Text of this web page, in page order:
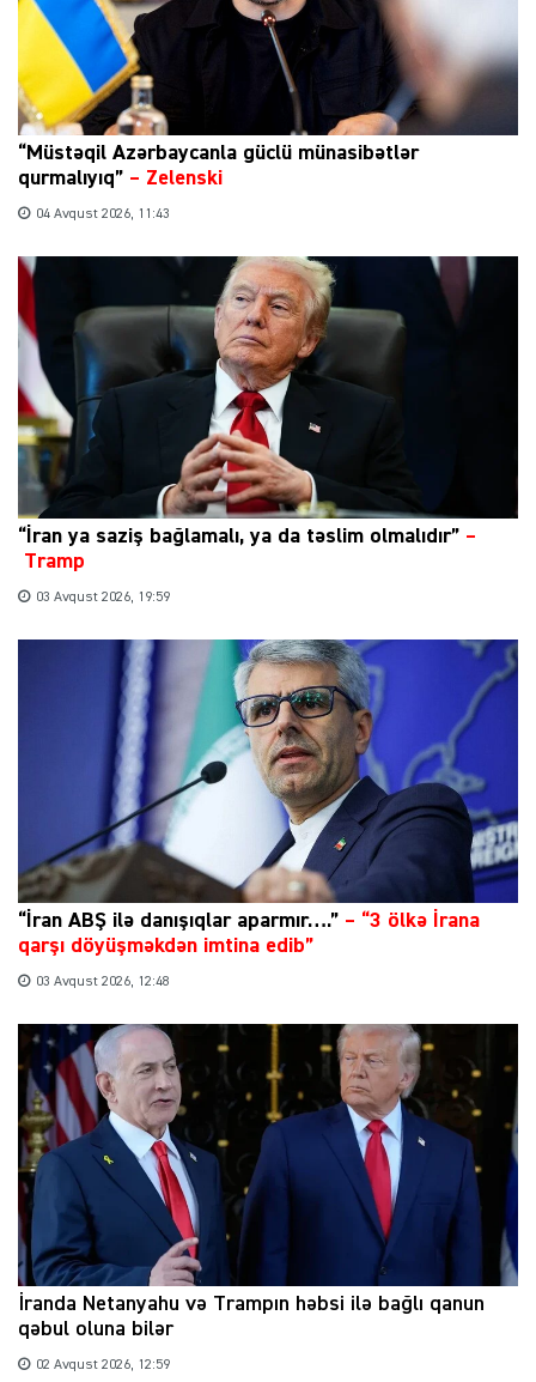
“Müstəqil Azərbaycanla güclü münasibətlər
qurmalıyıq” – Zelenski
04 Avqust 2026, 11:43
“İran ya saziş bağlamalı, ya da təslim olmalıdır” –
Tramp
03 Avqust 2026, 19:59
“İran ABŞ ilə danışıqlar aparmır….” – “3 ölkə İrana
qarşı döyüşməkdən imtina edib”
03 Avqust 2026, 12:48
İranda Netanyahu və Trampın həbsi ilə bağlı qanun
qəbul oluna bilər
02 Avqust 2026, 12:59